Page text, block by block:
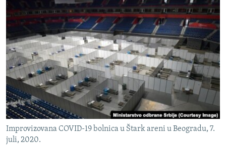
INFOGRAFIKE
KINA NA BALKANU
RSE PRIČE IZ SVIJETA
ISPRIČAJ MI
DNEVNO@RSE
SPECIJALI RSE
VIŠE OD NASLOVA
GENOCID U SREBRENICI
POPLAVE I KLIZIŠTA U BIH 2024.
PRATITE NAS
Improvizovana COVID-19 bolnica u Štark areni u Beogradu, 7.
juli, 2020.